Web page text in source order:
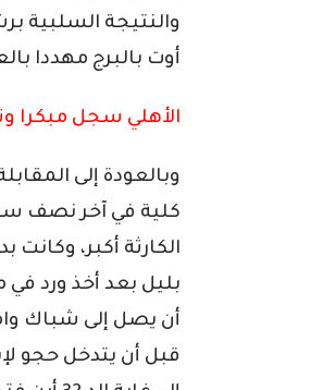
أوت بالبرج مهددا
الأهلي سجل مبكرا
وبالعودة إلى
كلية في آخر نصف
بليل بعد أخذ ورد
قبل أن يتدخل حجو